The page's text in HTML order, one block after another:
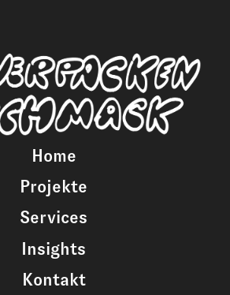
Home
Projekte
Services
Insights
Kontakt